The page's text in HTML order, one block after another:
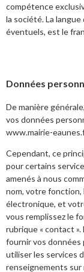
compétence
la société. La
éventuels, est le
Données
De manière
vos données
www.mairie-
Cependant, ce
pour certains
amenés à nous
nom, votre
électronique, et
vous remplissez le
rubrique « contact
fournir vos données
utiliser les services
renseignements